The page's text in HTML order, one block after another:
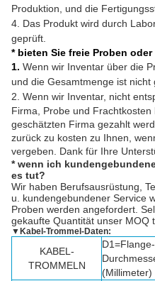
Produktion, und die
4. Das Produkt wird durch
geprüft.
* bieten Sie freie Proben
1. Wenn wir Inventar über die
und die Gesamtmenge ist nicht
2. Wenn wir Inventar, nicht
Firma, Probe und
geschätzten Firma gezahlt
zurück zu kosten zu Ihnen,
vergeben. Dank für Ihre
* wenn ich
es tut?
Wir haben Berufsausrüstung,
u. kundengebundener Service
Proben werden angefordert.
gekaufte Quantität unser MOQ
▼ Kabel-Trommel-Daten:
KABEL-
TROMMELN
D1=Flange-
(Millimeter)